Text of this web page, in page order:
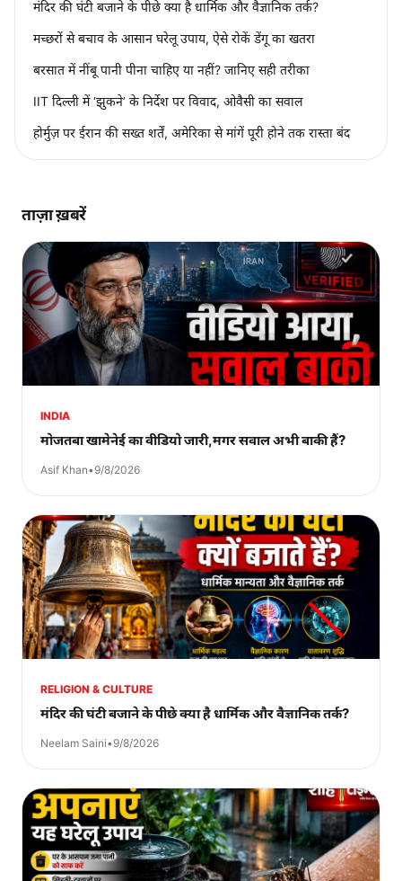
मंदिर की घंटी बजाने के पीछे क्या है धार्मिक और वैज्ञानिक तर्क?
मच्छरों से बचाव के आसान घरेलू उपाय, ऐसे रोकें डेंगू का खतरा
बरसात में नींबू पानी पीना चाहिए या नहीं? जानिए सही तरीका
IIT दिल्ली में ‘झुकने’ के निर्देश पर विवाद, ओवैसी का सवाल
होर्मुज़ पर ईरान की सख्त शर्तें, अमेरिका से मांगें पूरी होने तक रास्ता बंद
ताज़ा ख़बरें
INDIA
मोजतबा खामेनेई का वीडियो जारी,मगर सवाल अभी बाकी हैं?
Asif Khan•9/8/2026
RELIGION & CULTURE
मंदिर की घंटी बजाने के पीछे क्या है धार्मिक और वैज्ञानिक तर्क?
Neelam Saini•9/8/2026